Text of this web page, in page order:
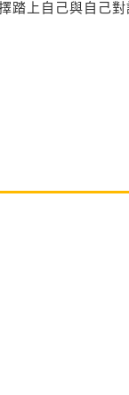
踏上自己與自己對